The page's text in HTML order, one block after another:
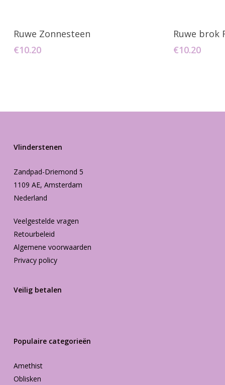
Toevoegen Aan Winkelwagen
Ruwe Zonnesteen
€10.20
Ruwe brok
€10.20
Vlinderstenen
Zandpad-Driemond 5
1109 AE, Amsterdam
Nederland
Veelgestelde vragen
Retourbeleid
Algemene voorwaarden
Privacy policy
Veilig betalen
Populaire categorieën
Amethist
Oblisken